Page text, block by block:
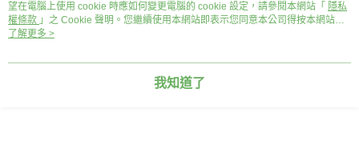
注意事項
請存放於陰涼乾燥處。開封後請緊閉夾鏈
望在電腦上使用 cookie 時應如何變更電腦的 cookie 設定，請參閱本網站「 隱私
權條款 」之 Cookie 聲明。您繼續使用本網站即表示您同意本公司得按本網站使
用條款之 Cookie 聲明使用 cookie。
了解更多 >
我知道了